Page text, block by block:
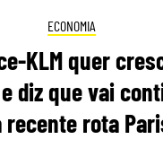
ECONOMIA
KLM quer
diz que vai
recente rota